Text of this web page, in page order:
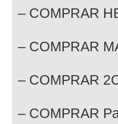
– COMPRAR
– COMPRAR
– COMPRAR
– COMPRAR